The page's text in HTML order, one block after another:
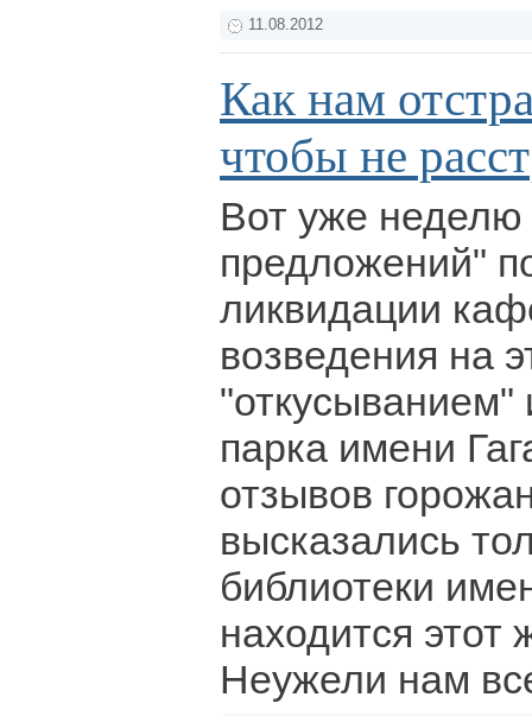
11.08.2012
Как нам
чтобы не
Вот уже
предложений"
ликвидации
возведения на
"откусыванием"
парка имени
отзывов
высказались
библиотеки
находится
Неужели нам